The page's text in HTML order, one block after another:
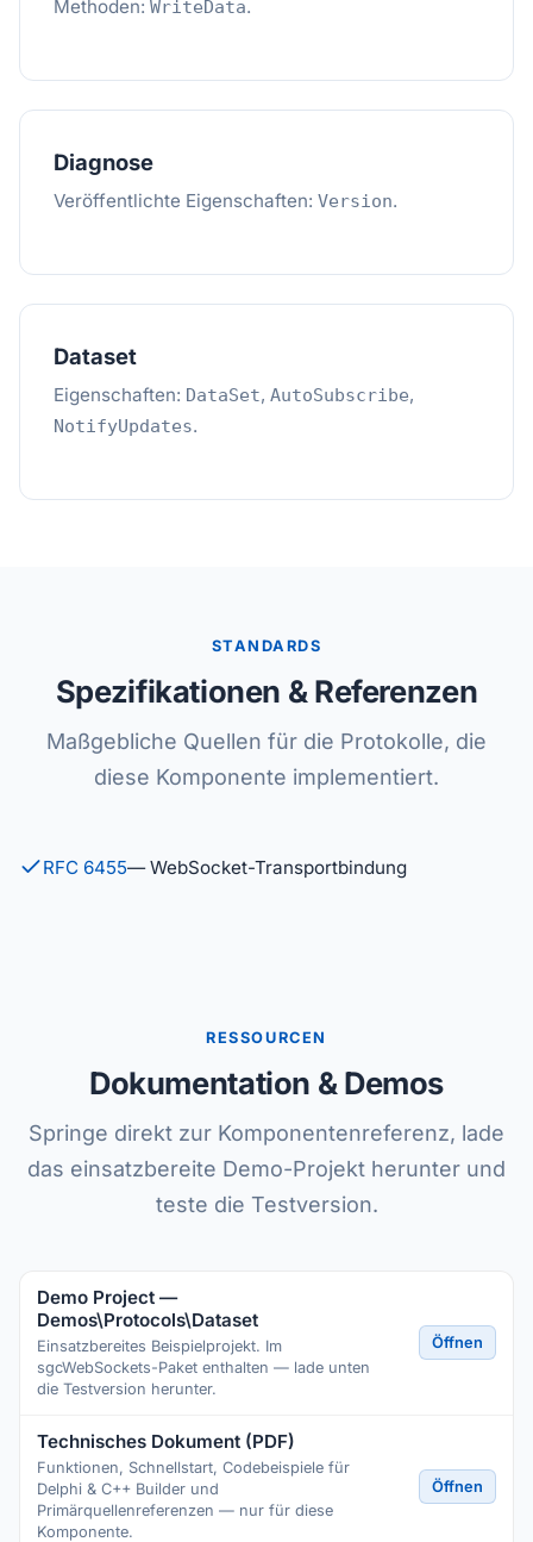
Methoden: WriteData.
Diagnose
Veröffentlichte Eigenschaften: Version.
Dataset
Eigenschaften: DataSet, AutoSubscribe,
NotifyUpdates.
STANDARDS
Spezifikationen & Referenzen
Maßgebliche Quellen für die Protokolle, die
diese Komponente implementiert.
RFC 6455— WebSocket-Transportbindung
RESSOURCEN
Dokumentation & Demos
Springe direkt zur Komponentenreferenz, lade
das einsatzbereite Demo-Projekt herunter und
teste die Testversion.
Demo Project —
Demos\Protocols\Dataset
Einsatzbereites Beispielprojekt. Im
sgcWebSockets-Paket enthalten — lade unten
die Testversion herunter.
Öffnen
Technisches Dokument (PDF)
Funktionen, Schnellstart, Codebeispiele für
Delphi & C++ Builder und
Primärquellenreferenzen — nur für diese
Komponente.
Öffnen